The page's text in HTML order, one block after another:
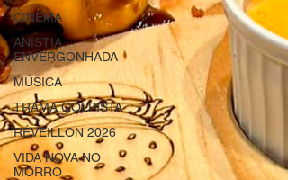
CINEMA
ANISTIA
ENVERGONHADA
MÚSICA
TRAMA GOLPISTA
RÉVEILLON 2026
VIDA NOVA NO
MORRO